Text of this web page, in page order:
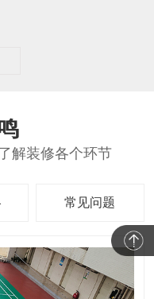
解装修各个环节
常见问题